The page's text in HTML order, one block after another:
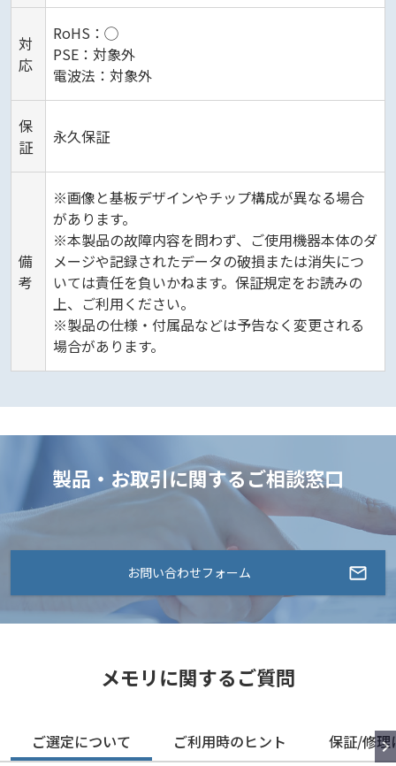
対
応
RoHS：◯
PSE：対象外
電波法：対象外
保
証
永久保証
備
考
※画像と基板デザインやチップ構成が異なる場合
があります。
※本製品の故障内容を問わず、ご使用機器本体のダ
メージや記録されたデータの破損または消失につ
いては責任を負いかねます。保証規定をお読みの
上、ご利用ください。
※製品の仕様・付属品などは予告なく変更される
場合があります。
製品・お取引に関するご相談窓口
お問い合わせフォーム
メモリに関するご質問
ご選定について ご利用時のヒント 保証/修理